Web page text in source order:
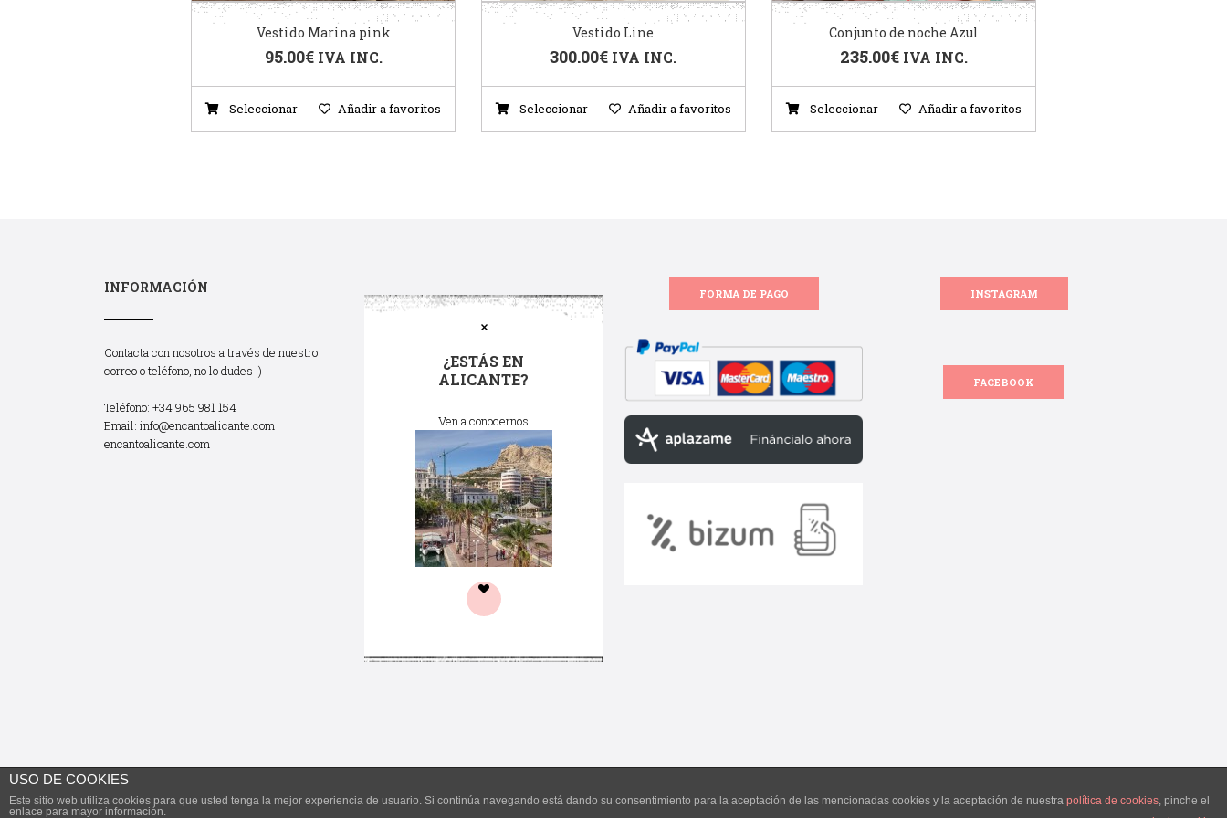
Vestido Marina pink
95.00€ IVA INC.
Seleccionar Añadir a favoritos
Vestido Line
300.00€ IVA INC.
Seleccionar Añadir a favoritos
Conjunto de noche Azul
235.00€ IVA INC.
Seleccionar Añadir a favoritos
INFORMACIÓN
Contacta con nosotros a través de nuestro
correo o teléfono, no lo dudes :)
Teléfono: +34 965 981 154
Email: info@encantoalicante.com
encantoalicante.com
¿ESTÁS EN
ALICANTE?
Ven a conocernos
FORMA DE PAGO INSTAGRAM
FACEBOOK
Todos los derechos reservados. © 2018 Encantoalicante.com. Todos los derechos reservados.
USO DE COOKIES
Este sitio web utiliza cookies para que usted tenga la mejor experiencia de usuario. Si continúa navegando está dando su consentimiento para la aceptación de las mencionadas cookies y la aceptación de nuestra política de cookies, pinche el
enlace para mayor información.